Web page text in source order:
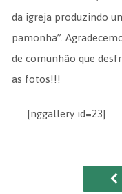
da igreja produzindo
pamonha”.
de comunhão que
as fotos!!!
[nggallery id=23]